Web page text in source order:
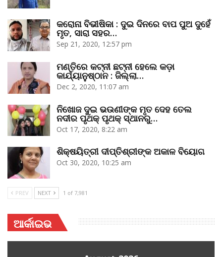
କରୋନା ବିଭୀଷିକା : ଦୁଇ ଦିନରେ ବାପ ପୁଅ ଦୁହେଁ
ମୃତ, ସାରା ସହର…
Sep 21, 2020, 12:57 pm
ମଣ୍ତିରେ କଟ୍‌ନୀ ଛଟ୍‌ନୀ ହେଲେ କଡ଼ା
କାର୍ଯ୍ୟାନୁଷ୍ଠାନ : ଜିଲ୍ଲା…
Dec 2, 2020, 11:07 am
ନିଖୋଜ ଦୁଇ ଭଉଣୀଙ୍କ ମୃତ ଦେହ ତେଲ
ନଦୀର ପୃଥକ୍‌ ପୃଥକ୍‌ ସ୍ଥାନରୁ…
Oct 17, 2020, 8:22 am
ଶିକ୍ଷୟିତ୍ରୀ ଦୀପ୍ତିଶ୍ରୀଙ୍କ ଅକାଳ ବିୟୋଗ
Oct 30, 2020, 10:25 am
PREV NEXT 1 of 7,981
ଆର୍କାଇଭ